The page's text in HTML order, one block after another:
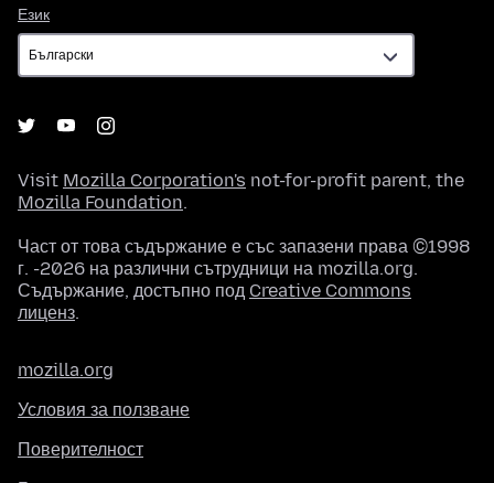
Език
Visit Mozilla Corporation's not-for-profit parent, the
Mozilla Foundation.
Част от това съдържание е със запазени права ©1998
г. -2026 на различни сътрудници на mozilla.org.
Съдържание, достъпно под Creative Commons
лиценз.
mozilla.org
Условия за ползване
Поверителност